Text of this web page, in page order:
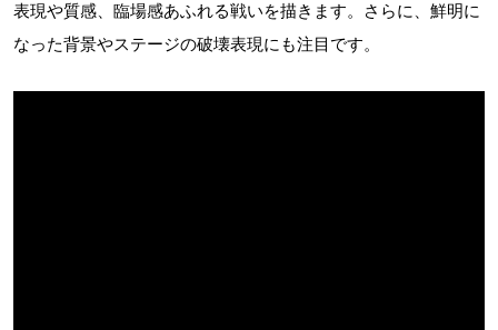
表現や質感、臨場感あふれる戦いを描きます。さらに、鮮明に
なった背景やステージの破壊表現にも注目です。